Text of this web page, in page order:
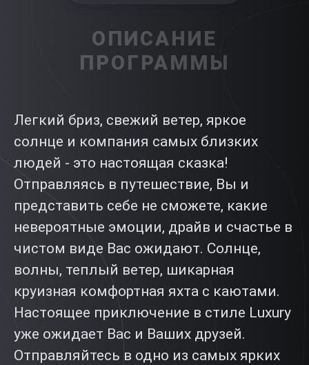
ОПИСАНИЕ
ПРОГРАММЫ
Легкий бриз, свежий ветер, яркое
солнце и компания самых близких
людей - это настоящая сказка!
Отправляясь в путешествие, Вы и
представить себе не сможете, какие
невероятные эмоции, драйв и счастье в
чистом виде Вас ожидают. Солнце,
волны, теплый ветер, шикарная
круизная комфортная яхта с каютами.
Настоящее приключение в стиле Luxury
уже ожидает Вас и Ваших друзей.
Отправляйтесь в одно из самых ярких